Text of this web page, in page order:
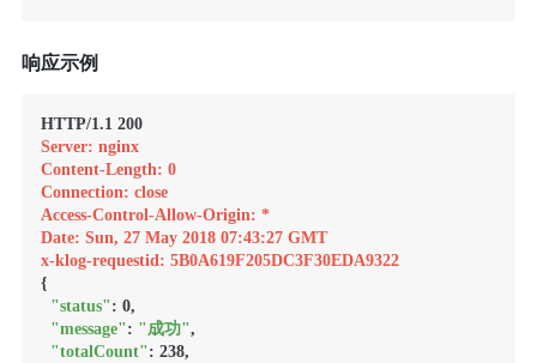
响应示例
HTTP/1.1 200
Server: nginx
Content-Length: 0
Connection: close
Access-Control-Allow-Origin: *
Date: Sun, 27 May 2018 07:43:27 GMT
x-klog-requestid: 5B0A619F205DC3F30EDA9322
{
"status": 0,
"message": "成功",
"totalCount": 238,